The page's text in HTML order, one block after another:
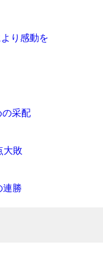
り感動を
の采配
大敗
連勝